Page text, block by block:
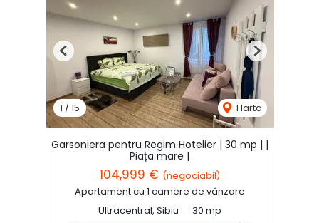
1 /15 Harta
Previous Next
Garsoniera pentru Regim Hotelier | 30 mp | |
Piața mare |
104,999 € (negociabil)
Apartament cu 1 camere de vânzare
Ultracentral, Sibiu
30 mp